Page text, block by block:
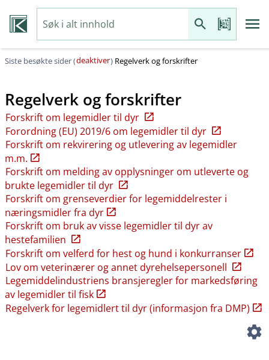
Siste besøkte sider (deaktiver) Regelverk og forskrifter
Regelverk og forskrifter
Forskrift om legemidler til dyr
Forordning (EU) 2019/6 om legemidler til dyr
Forskrift om rekvirering og utlevering av legemidler
m.m.
Forskrift om melding av opplysninger om utleverte og
brukte legemidler til dyr
Forskrift om grenseverdier for legemiddelrester i
næringsmidler fra dyr
Forskrift om bruk av visse legemidler til dyr av
hestefamilien
Forskrift om velferd for hest og hund i konkurranser
Lov om veterinærer og annet dyrehelsepersonell
Legemiddelindustriens bransjeregler for markedsføring
av legemidler til fisk
Regelverk for legemidlert til dyr (informasjon fra DMP)